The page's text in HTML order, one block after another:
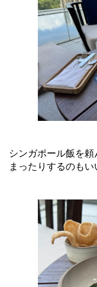
シンガポール飯を
まったりするのもい